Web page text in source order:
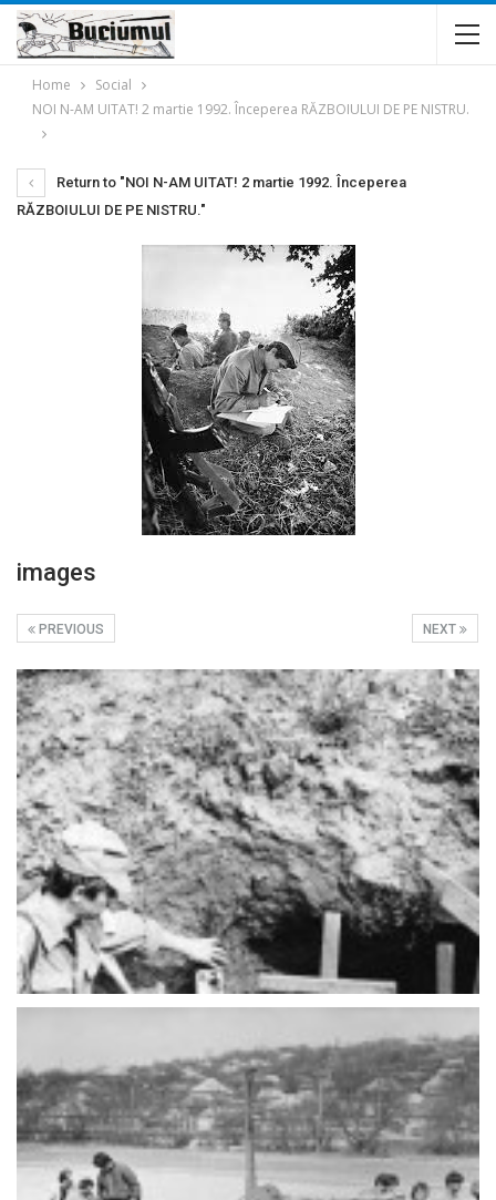
Home
Social
NOI N-AM UITAT! 2 martie 1992. Începerea RĂZBOIULUI DE PE NISTRU.
Return to "NOI N-AM UITAT! 2 martie 1992. Începerea
RĂZBOIULUI DE PE NISTRU."
images
NEXT
PREVIOUS